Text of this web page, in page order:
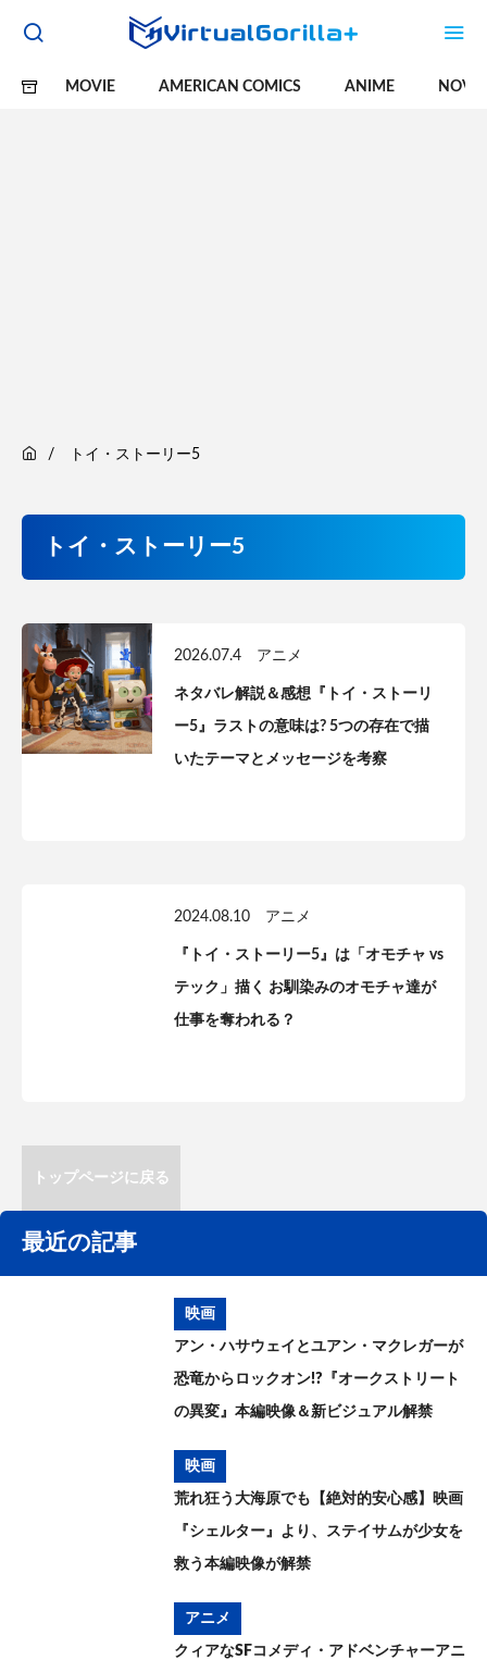
MOVIE AMERICAN COMICS ANIME
トイ・ストーリー5
トイ・ストーリー5
2026.07.4 アニメ
ネタバレ解説＆感想『トイ・ストーリ
ー5』ラストの意味は? 5つの存在で描
いたテーマとメッセージを考察
2024.08.10 アニメ
『トイ・ストーリー5』は「オモチャ vs
テック」描く お馴染みのオモチャ達が
仕事を奪われる？
トップページに戻る
最近の記事
映画
アン・ハサウェイとユアン・マクレガーが
恐竜からロックオン!?『オークストリート
の異変』本編映像＆新ビジュアル解禁
映画
荒れ狂う大海原でも【絶対的安心感】映画
『シェルター』より、ステイサムが少女を
救う本編映像が解禁
アニメ
クィアなSFコメディ・アドベンチャーアニ